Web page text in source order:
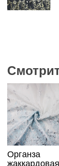
Органза
жаккардовая